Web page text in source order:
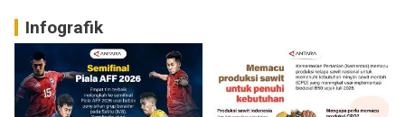
Infografik